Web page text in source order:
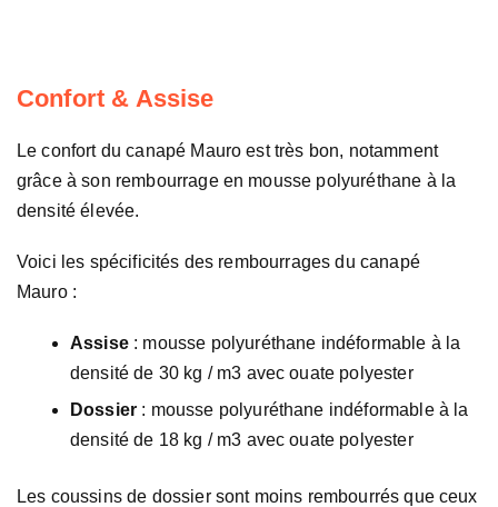
Confort & Assise
Le confort du canapé Mauro est très bon, notamment
grâce à son rembourrage en mousse polyuréthane à la
densité élevée.
Voici les spécificités des rembourrages du canapé
Mauro :
Assise : mousse polyuréthane indéformable à la
densité de 30 kg / m3 avec ouate polyester
Dossier : mousse polyuréthane indéformable à la
densité de 18 kg / m3 avec ouate polyester
Les coussins de dossier sont moins rembourrés que ceux